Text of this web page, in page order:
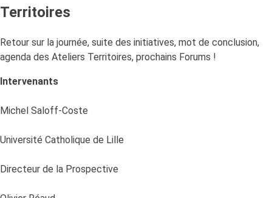
Territoires
Retour sur la journée, suite des initiatives, mot de conclusion,
agenda des Ateliers Territoires, prochains Forums !
Intervenants
Michel Saloff-Coste
Université Catholique de Lille
Directeur de la Prospective